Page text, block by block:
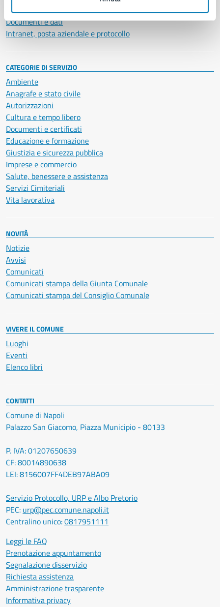
Personale amministrativo
Documenti e dati
Intranet, posta aziendale e protocollo
CATEGORIE DI SERVIZIO
Ambiente
Anagrafe e stato civile
Autorizzazioni
Cultura e tempo libero
Documenti e certificati
Educazione e formazione
Giustizia e sicurezza pubblica
Imprese e commercio
Salute, benessere e assistenza
Servizi Cimiteriali
Vita lavorativa
NOVITÀ
Notizie
Avvisi
Comunicati
Comunicati stampa della Giunta Comunale
Comunicati stampa del Consiglio Comunale
VIVERE IL COMUNE
Luoghi
Eventi
Elenco libri
CONTATTI
Comune di Napoli
Palazzo San Giacomo, Piazza Municipio - 80133
P. IVA: 01207650639
CF: 80014890638
LEI: 8156007FF4DEB97ABA09
Servizio Protocollo, URP e Albo Pretorio
PEC: urp@pec.comune.napoli.it
Centralino unico:0817951111
Leggi le FAQ
Prenotazione appuntamento
Segnalazione disservizio
Richiesta assistenza
Amministrazione trasparente
Informativa privacy